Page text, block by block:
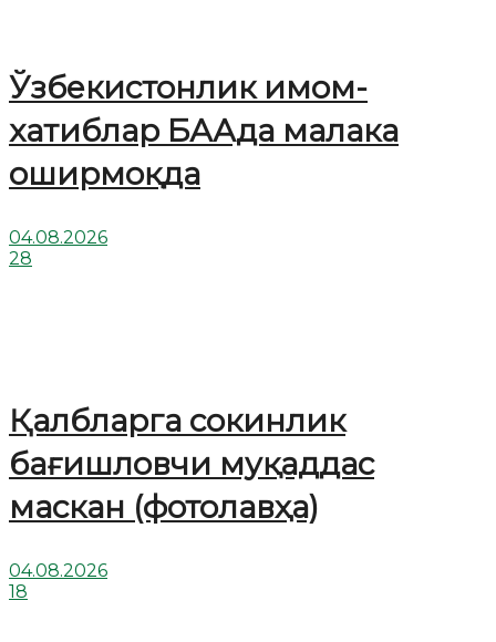
Ўзбекистонлик имом-
хатиблар БААда малака
оширмоқда
04.08.2026
28
Қалбларга сокинлик
бағишловчи муқаддас
маскан (фотолавҳа)
04.08.2026
18